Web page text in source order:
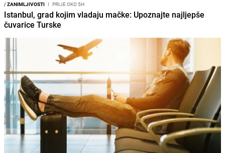
/ZANIMLJIVOSTI I PRIJE OKO 5H
Istanbul, grad kojim vladaju mačke: Upoznajte najljepše
čuvarice Turske